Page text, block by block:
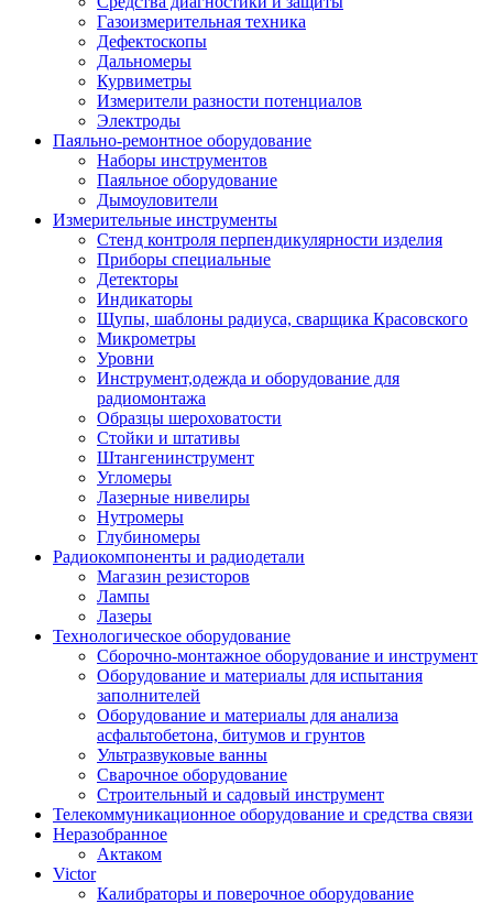
Газоизмерительная техника
Дефектоскопы
Дальномеры
Курвиметры
Измерители разности потенциалов
Электроды
Паяльно-ремонтное оборудование
Наборы инструментов
Паяльное оборудование
Дымоуловители
Измерительные инструменты
Стенд контроля перпендикулярности изделия
Приборы специальные
Детекторы
Индикаторы
Щупы, шаблоны радиуса, сварщика Красовского
Микрометры
Уровни
Инструмент,одежда и оборудование для
радиомонтажа
Образцы шероховатости
Стойки и штативы
Штангенинструмент
Угломеры
Лазерные нивелиры
Нутромеры
Глубиномеры
Радиокомпоненты и радиодетали
Магазин резисторов
Лампы
Лазеры
Технологическое оборудование
Сборочно-монтажное оборудование и инструмент
Оборудование и материалы для испытания
заполнителей
Оборудование и материалы для анализа
асфальтобетона, битумов и грунтов
Ультразвуковые ванны
Сварочное оборудование
Строительный и садовый инструмент
Телекоммуникационное оборудование и средства связи
Неразобранное
Актаком
Victor
Калибраторы и поверочное оборудование